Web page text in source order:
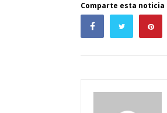
Comparte esta noticia